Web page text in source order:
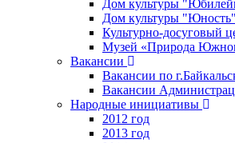
Дом культуры
Дом культуры
Культурно-досуговый
Музей «Природа
Вакансии
Вакансии по
Вакансии
Народные инициативы
2012 год
2013 год